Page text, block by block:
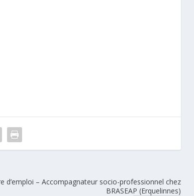
d’emploi – Accompagnateur socio-professionnel chez
BRASEAP (Erquelinnes)